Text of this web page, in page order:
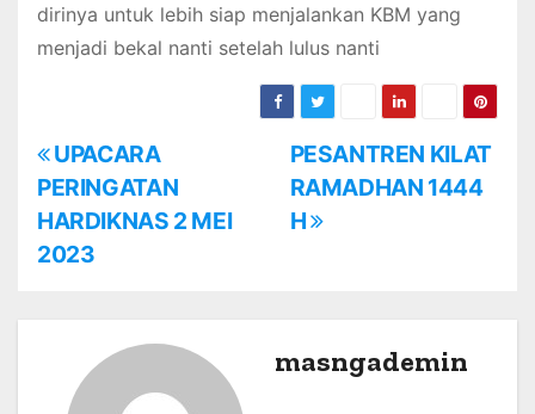
dirinya untuk lebih siap menjalankan KBM yang
menjadi bekal nanti setelah lulus nanti
P
o
s
PESANTREN KILAT
RAMADHAN 1444
H
UPACARA
PERINGATAN
HARDIKNAS 2 MEI
2023
masngademin